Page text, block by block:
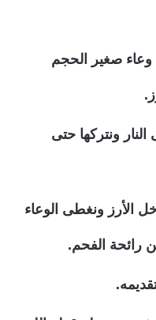
صغير الحجم
ونتركها حتى
الأرز ونغطى الوعاء
رائحة الفحم.